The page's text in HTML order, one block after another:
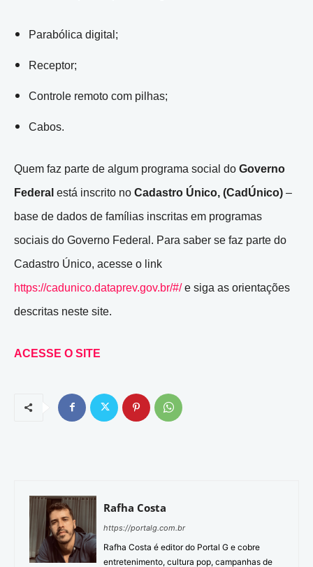
Parabólica digital;
Receptor;
Controle remoto com pilhas;
Cabos.
Quem faz parte de algum programa social do Governo
Federal está inscrito no Cadastro Único, (CadÚnico) –
base de dados de famílias inscritas em programas
sociais do Governo Federal. Para saber se faz parte do
Cadastro Único, acesse o link
https://cadunico.dataprev.gov.br/#/e siga as orientações
descritas neste site.
ACESSE O SITE
Rafha Costa
https://portalg.com.br
Rafha Costa é editor do Portal G e cobre
entretenimento, cultura pop, campanhas de